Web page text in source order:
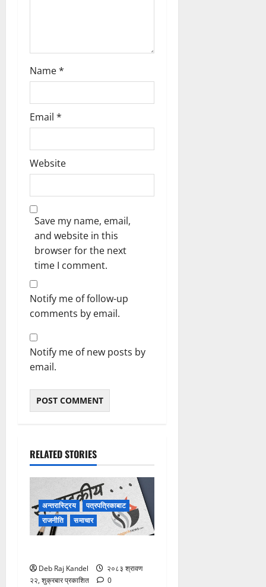
Name*
Email *
Website
Save my name, email,
and website in this
browser for the next
time I comment.
Notify me of follow-up
comments by email.
Notify me of new posts by
email.
RELATED STORIES
अन्तरास्ट्रिय
पत्रपत्रिकाबाट
राजनीति
समाचार
Deb Raj Kandel
२०८३ श्रावण
२२, शुक्रबार प्रकाशित
0